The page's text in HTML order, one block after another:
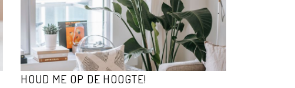
HOUD ME OP DE HOOGTE!